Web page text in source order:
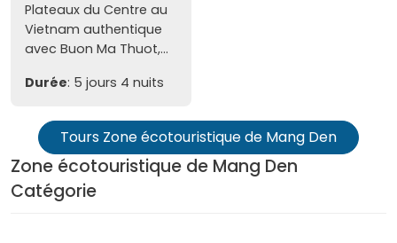
Plateaux du Centre au
Vietnam authentique
avec Buon Ma Thuot,...
Durée: 5 jours 4 nuits
Tours Zone écotouristique de Mang Den
Zone écotouristique de Mang Den
Catégorie